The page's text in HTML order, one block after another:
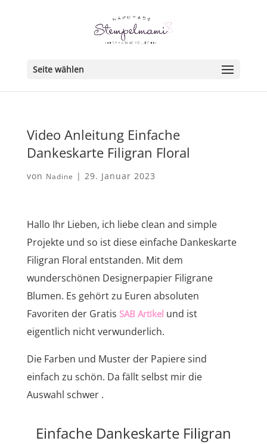
Seite wählen
Video Anleitung Einfache
Dankeskarte Filigran Floral
von Nadine | 29. Januar 2023
Hallo Ihr Lieben, ich liebe clean and simple
Projekte und so ist diese einfache Dankeskarte
Filigran Floral entstanden. Mit dem
wunderschönen Designerpapier Filigrane
Blumen. Es gehört zu Euren absoluten
Favoriten der Gratis SAB Artikel und ist
eigentlich nicht verwunderlich.
Die Farben und Muster der Papiere sind
einfach zu schön. Da fällt selbst mir die
Auswahl schwer .
Einfache Dankeskarte Filigran